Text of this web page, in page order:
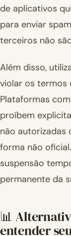
de aplicativos
para enviar
terceiros não
Além disso,
violar os termos
Plataformas
proíbem
não autorizadas
forma não
suspensão
permanente da
📊
entender